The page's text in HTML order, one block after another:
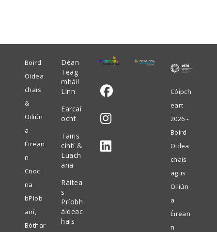
Boird
Oidea
chais
&
Oiliún
a
Éirean
n
Cnoc
na
bPíob
airí,
Bóthar
Déan
Teag
mháil
Linn
Earcaí
ocht
Tairis
cintí &
Luach
ana
Ráitea
s
Príobh
áideac
hais
Oscail
i
gcluaisín
nua
Oscail
i
Cóipch
eart
2026 -
Boird
Oidea
chais
agus
Oiliún
a
Éirean
n